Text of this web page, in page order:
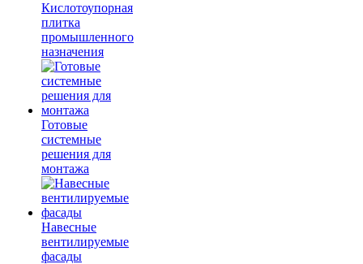
Кислотоупорная
плитка
промышленного
назначения
Готовые
системные
решения для
монтажа
Навесные
вентилируемые
фасады